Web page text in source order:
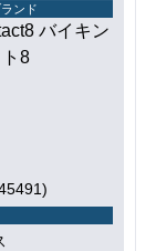
ンド
バイキン
8